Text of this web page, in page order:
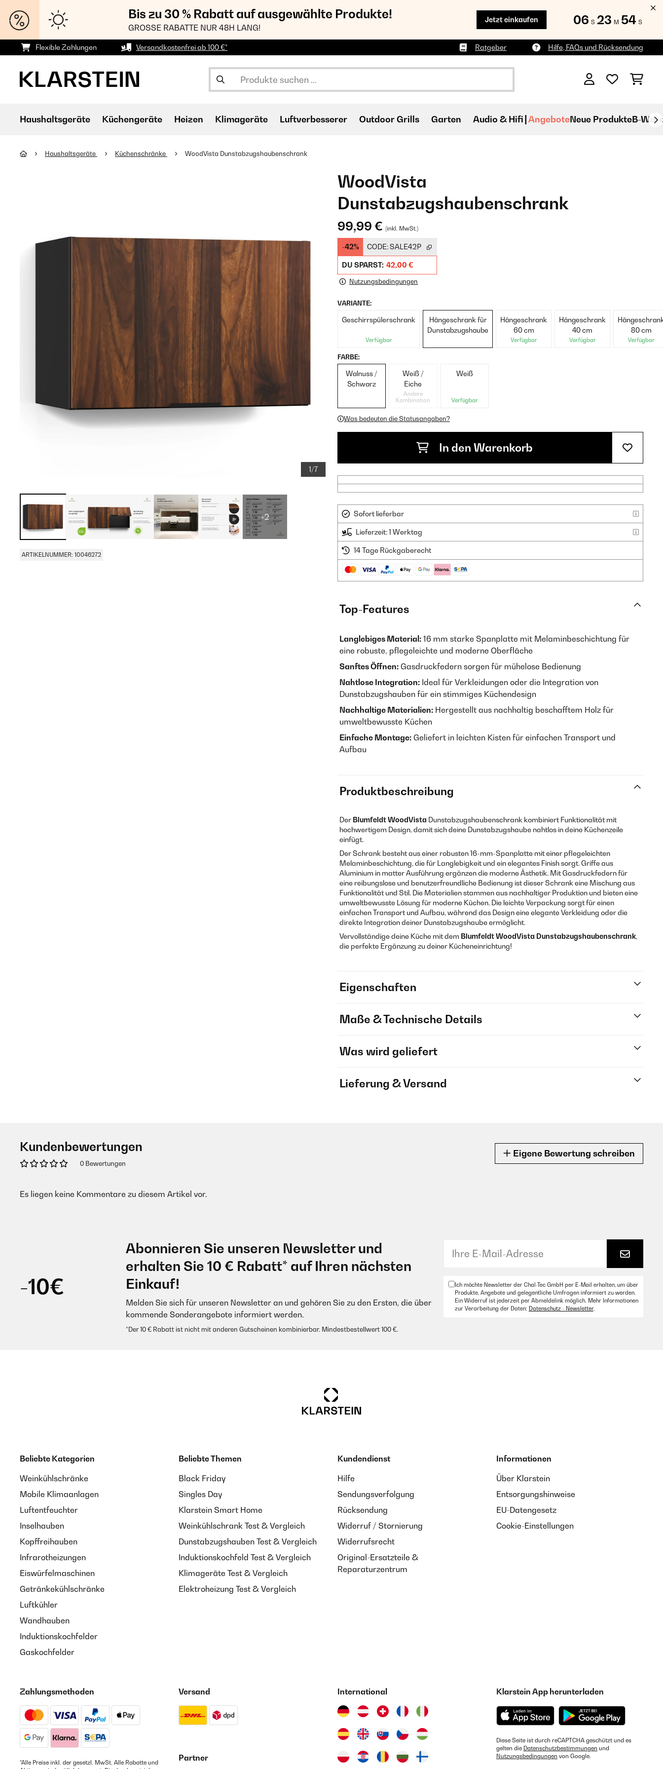
Bis zu 30 % Rabatt auf ausgewählte Produkte!
GROSSE RABATTE NUR 48H LANG!
Jetzt einkaufen 06 S 23 M 53 S
Flexible Zahlungen Versandkostenfrei ab 100 €* Ratgeber Hilfe, FAQs und Rücksendung
Haushaltsgeräte Küchengeräte Heizen Klimageräte Luftverbesserer Outdoor Grills Garten Audio & Hifi AngeboteNeue ProdukteB-
Haushaltsgeräte Küchenschränke WoodVista Dunstabzugshaubenschrank
1/7
+2
ARTIKELNUMMER: 10046272
WoodVista
Dunstabzugshaubenschrank
99,99 € (inkl. MwSt.)
-42% CODE:SALE42P
DU SPARST: 42,00 €
Nutzungsbedingungen
VARIANTE:
Geschirrspülerschrank
Verfügbar
Hängeschrank für
Dunstabzugshaube
Hängeschrank
60 cm
Verfügbar
Hängeschrank
40 cm
Verfügbar
80 cm
Verfügbar
FARBE:
Walnuss /
Schwarz
Weiß /
Eiche
Andere
Kombination
Weiß
Verfügbar
Was bedeuten die Statusangaben?
In den Warenkorb
Sofort lieferbar
Lieferzeit: 1 Werktag
14 Tage Rückgaberecht
Top-Features
Langlebiges Material: 16 mm starke Spanplatte mit Melaminbeschichtung für
eine robuste, pflegeleichte und moderne Oberfläche
Sanftes Öffnen: Gasdruckfedern sorgen für mühelose Bedienung
Nahtlose Integration: Ideal für Verkleidungen oder die Integration von
Dunstabzugshauben für ein stimmiges Küchendesign
Nachhaltige Materialien: Hergestellt aus nachhaltig beschafftem Holz für
umweltbewusste Küchen
Einfache Montage: Geliefert in leichten Kisten für einfachen Transport und
Aufbau
Produktbeschreibung
Der Blumfeldt WoodVista Dunstabzugshaubenschrank kombiniert Funktionalität mit
hochwertigem Design, damit sich deine Dunstabzugshaube nahtlos in deine Küchenzeile
einfügt.
Der Schrank besteht aus einer robusten 16-mm-Spanplatte mit einer pflegeleichten
Melaminbeschichtung, die für Langlebigkeit und ein elegantes Finish sorgt. Griffe aus
Aluminium in matter Ausführung ergänzen die moderne Ästhetik. Mit Gasdruckfedern für
eine reibungslose und benutzerfreundliche Bedienung ist dieser Schrank eine Mischung aus
Funktionalität und Stil. Die Materialien stammen aus nachhaltiger Produktion und bieten eine
umweltbewusste Lösung für moderne Küchen. Die leichte Verpackung sorgt für einen
einfachen Transport und Aufbau, während das Design eine elegante Verkleidung oder die
direkte Integration deiner Dunstabzugshaube ermöglicht.
Vervollständige deine Küche mit dem Blumfeldt WoodVista Dunstabzugshaubenschrank,
die perfekte Ergänzung zu deiner Kücheneinrichtung!
Eigenschaften
Maße & Technische Details
Was wird geliefert
Lieferung & Versand
Kundenbewertungen
0 Bewertungen
Eigene Bewertung schreiben
Es liegen keine Kommentare zu diesem Artikel vor.
-10€
Abonnieren Sie unseren Newsletter und
erhalten Sie 10 € Rabatt* auf Ihren nächsten
Einkauf!
Melden Sie sich für unseren Newsletter an und gehören Sie zu den Ersten, die über
kommende Sonderangebote informiert werden.
*Der 10 € Rabatt ist nicht mit anderen Gutscheinen kombinierbar. Mindestbestellwert 100 €.
Ich möchte Newsletter der Chal-Tec GmbH per E-Mail erhalten, um über
Produkte, Angebote und gelegentliche Umfragen informiert zu werden.
Ein Widerruf ist jederzeit per Abmeldelink möglich. Mehr Informationen
zur Verarbeitung der Daten: Datenschutz - Newsletter.
Beliebte Kategorien
Weinkühlschränke
Mobile Klimaanlagen
Luftentfeuchter
Inselhauben
Kopffreihauben
Infrarotheizungen
Eiswürfelmaschinen
Getränkekühlschränke
Luftkühler
Wandhauben
Induktionskochfelder
Gaskochfelder
Beliebte Themen
Black Friday
Singles Day
Klarstein Smart Home
Weinkühlschrank Test & Vergleich
Dunstabzugshauben Test & Vergleich
Induktionskochfeld Test & Vergleich
Klimageräte Test & Vergleich
Elektroheizung Test & Vergleich
Kundendienst
Hilfe
Sendungsverfolgung
Rücksendung
Widerruf / Stornierung
Widerrufsrecht
Original-Ersatzteile &
Reparaturzentrum
Informationen
Über Klarstein
Entsorgungshinweise
EU-Datengesetz
Cookie-Einstellungen
Zahlungsmethoden
*Alle Preise inkl. der gesetzl. MwSt. Alle Rabatte und
Versand
Partner
International Klarstein App herunterladen
Diese Seite ist durch reCAPTCHA geschützt und es
gelten die Datenschutzbestimmungen und
Nutzungsbedingungen von Google.